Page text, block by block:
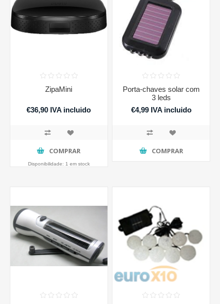
ZipaMini
€36,90 IVA incluido
COMPRAR
Disponibilidade: 1 em stock
Porta-chaves solar com
3 leds
€4,99 IVA incluido
COMPRAR